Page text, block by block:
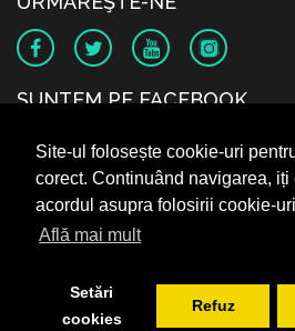
Site-ul folosește cookie-uri
corect. Continuând navigarea, iți
acordul asupra folosirii cookie-
Află mai mult
Setări
cookies
Refuz
SUNTEM PE FACEBOOK